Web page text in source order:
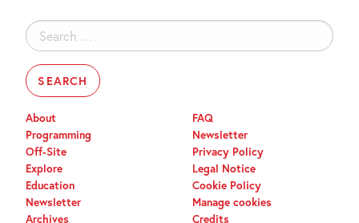
Search
for:
About
Programming
Off-Site
Explore
Education
Newsletter
Archives
FAQ
Newsletter
Privacy Policy
Legal Notice
Cookie Policy
Manage cookies
Credits